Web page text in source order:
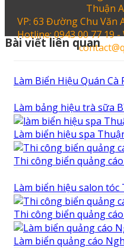
Thuận
VP: 63 Đường Chu Văn
Hotline: 0943 00 77 19
Bài viết liên quan
Làm Biển Hiệu Quán
Làm bảng hiệu trà sữa
Làm biển hiệu spa
Thi công biển quảng
Làm biển hiệu salon tóc
Thi công biển quảng
Làm biển quảng cáo